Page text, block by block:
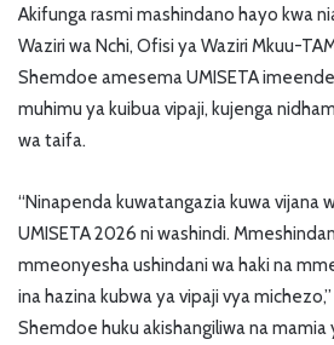
Akifunga rasmi mashindano hayo kwa
Waziri wa Nchi, Ofisi ya Waziri Mkuu-
Shemdoe amesema UMISETA
muhimu ya kuibua vipaji, kujenga
wa taifa.
“Ninapenda kuwatangazia kuwa vijana
UMISETA 2026 ni washindi.
mmeonyesha ushindani wa haki na
ina hazina kubwa ya vipaji vya
Shemdoe huku akishangiliwa na mamia